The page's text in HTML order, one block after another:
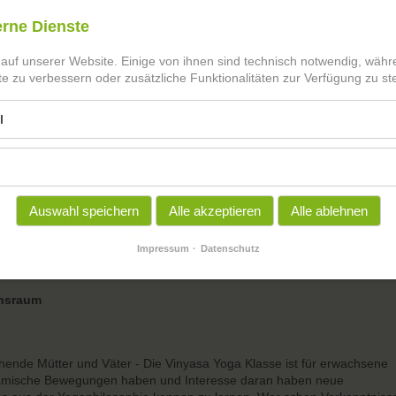
im Alltag
Mütter und Väter - Die Vinyasa Yoga Klasse ist für erwachsene
Bewegungen haben und Interesse daran haben neue
Dienste
unserer Website. Einige von ihnen sind technisch notwendig,
zu verbessern oder zusätzliche Funktionalitäten zur Verfügung zu
Auswahl speichern Alle akzeptieren Alle ablehnen
Impressum Datenschutz